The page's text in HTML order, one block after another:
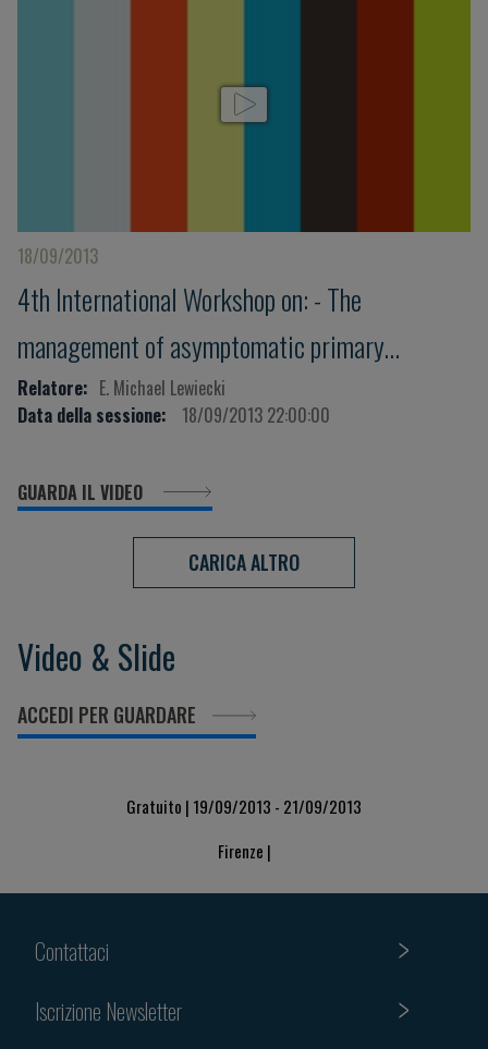
18/09/2013
4th International Workshop on: - The
management of asymptomatic primary
hyperparathyroidism
Relatore: E. Michael Lewiecki
Data della sessione:
18/09/2013 22:00:00
GUARDA IL VIDEO
CARICA ALTRO
Video & Slide
ACCEDI PER GUARDARE
Gratuito | 19/09/2013 - 21/09/2013
Firenze |
Contattaci
Iscrizione Newsletter